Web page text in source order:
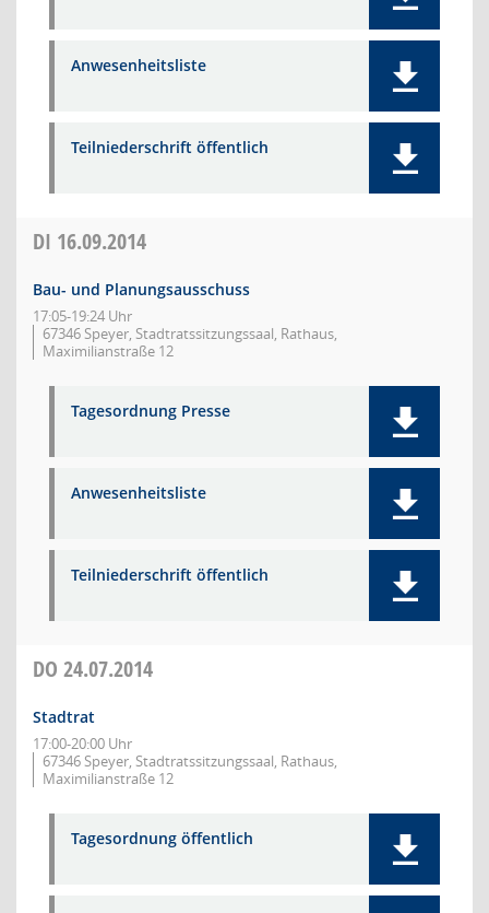
Anwesenheitsliste
Teilniederschrift öffentlich
DI 16.09.2014
Bau- und Planungsausschuss
17:05-19:24 Uhr
67346 Speyer, Stadtratssitzungssaal, Rathaus,
Maximilianstraße 12
Tagesordnung Presse
Anwesenheitsliste
Teilniederschrift öffentlich
DO 24.07.2014
Stadtrat
17:00-20:00 Uhr
67346 Speyer, Stadtratssitzungssaal, Rathaus,
Maximilianstraße 12
Tagesordnung öffentlich